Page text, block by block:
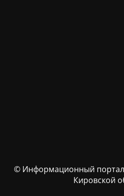
© Информационный
Кировской